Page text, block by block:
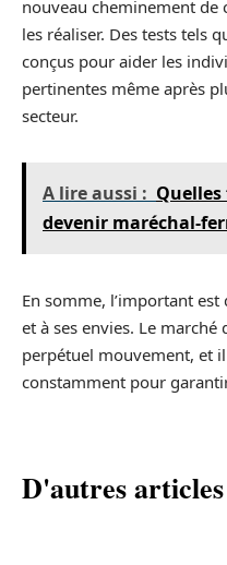
nouveau cheminement
les réaliser. Des tests tels
conçus pour aider les
pertinentes même après
secteur.
A lire aussi :
devenir maréchal-
En somme, l’important est
et à ses envies. Le marché
perpétuel mouvement, et il
constamment pour
D'autres articles